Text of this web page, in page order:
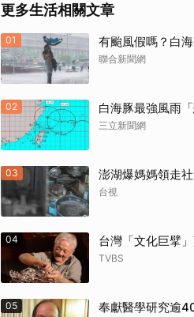
更多生活相關文章
01 有颱風假嗎？白
聯合新聞網
02 白海豚最強風雨
三立新聞網
03 澎湖爆媽媽領走
台視
04 台灣「文化巨擘
TVBS
05 奉獻醫學研究逾